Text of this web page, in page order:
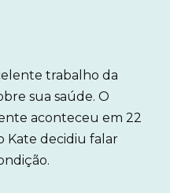
trabalho da
sua saúde. O
aconteceu em 22
Kate decidiu falar